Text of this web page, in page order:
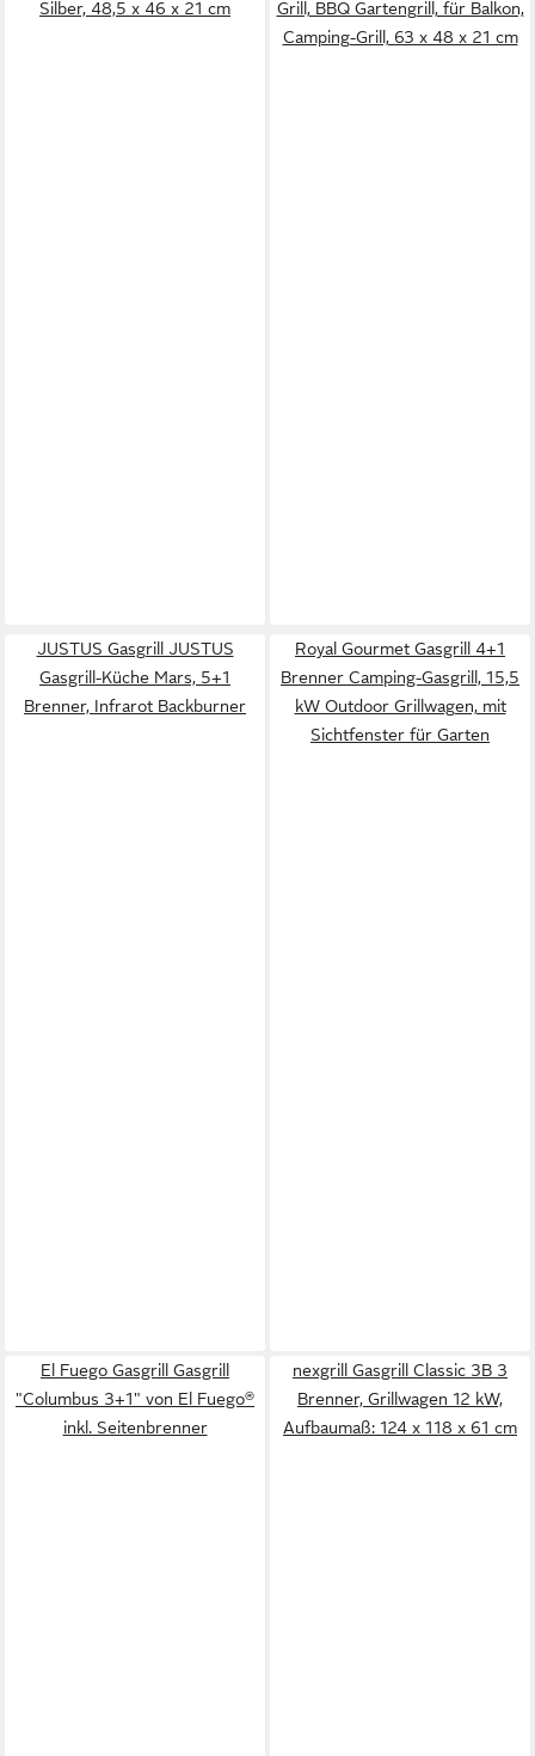
Silber, 48,5 x 46 x 21 cm
Grill, BBQ Gartengrill, für Balkon,
Camping-Grill, 63 x 48 x 21 cm
JUSTUS Gasgrill JUSTUS
Gasgrill-Küche Mars, 5+1
Brenner, Infrarot Backburner
Royal Gourmet Gasgrill 4+1
Brenner Camping-Gasgrill, 15,5
kW Outdoor Grillwagen, mit
Sichtfenster für Garten
El Fuego Gasgrill Gasgrill
"Columbus 3+1" von El Fuego®
inkl. Seitenbrenner
nexgrill Gasgrill Classic 3B 3
Brenner, Grillwagen 12 kW,
Aufbaumaß: 124 x 118 x 61 cm